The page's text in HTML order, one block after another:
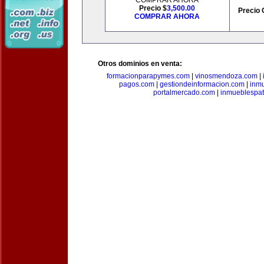
Precio $3,500.00
COMPRAR AHORA
Precio
Otros dominios en venta:
formacionparapymes.com| vinosmendoza.com|
pagos.com| gestiondeinformacion.com|
portalmercado.com